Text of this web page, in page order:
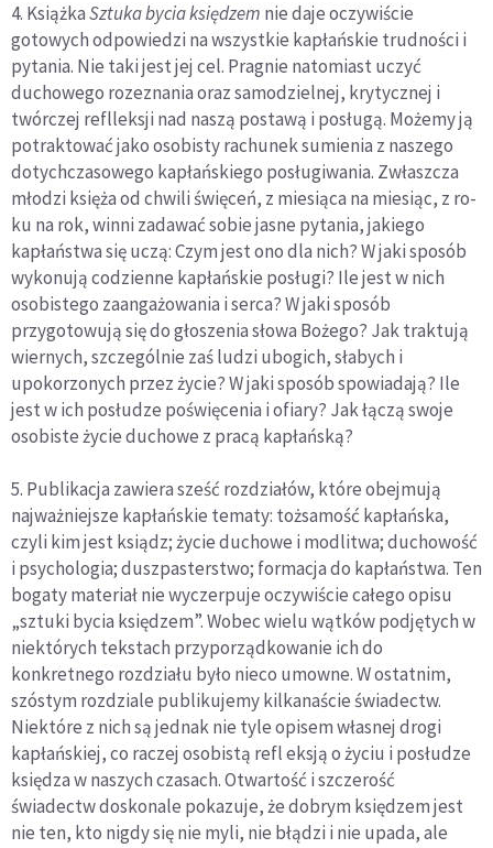
4. KsiążkaSztuka bycia księdzem nie daje oczywiście
gotowych odpowiedzi na wszystkie kapłańskie trudności i
pytania. Nie taki jest jej cel. Pragnie natomiast uczyć
duchowego rozeznania oraz samodzielnej, krytycznej i
twórczej reflleksji nad naszą postawą i posługą. Możemy ją
potraktować jako osobisty rachunek sumienia z naszego
dotychczasowego kapłańskiego posługiwania. Zwłaszcza
młodzi księża od chwili święceń, z miesiąca na miesiąc, z ro­
ku na rok, winni zadawać sobie jasne pytania, jakiego
kapłaństwa się uczą: Czym jest ono dla nich? W jaki sposób
wykonują codzienne kapłańskie posługi? Ile jest w nich
osobistego zaangażowania i serca? W jaki spo­sób
przygotowują się do głoszenia słowa Bożego? Jak traktują
wiernych, szczególnie zaś ludzi ubogich, słabych i
upokorzonych przez życie? W jaki sposób spowiadają? Ile
jest w ich posłudze poświęcenia i ofiary? Jak łączą swoje
osobiste życie duchowe z pracą kapłańską?
5. Publikacja zawiera sześć rozdziałów, które obejmują
najważniejsze kapłańskie tematy: tożsamość kapłańska,
czyli kim jest ksiądz; życie du­chowe i modlitwa; duchowość
i psychologia; duszpasterstwo; formacja do kapłaństwa. Ten
bogaty materiał nie wyczerpuje oczywiście całego opisu
„sztuki bycia księdzem”. Wobec wielu wątków podjętych w
niektórych tekstach przyporządkowanie ich do
konkretnego rozdziału było nieco umowne. W ostatnim,
szóstym rozdziale publikujemy kilkanaście świadectw.
Niektóre z nich są jednak nie tyle opisem własnej drogi
kapłańskiej, co raczej osobistą refl eksją o życiu i posłudze
księdza w naszych czasach. Otwartość i szczerość
świadectw doskonale pokazuje, że dobrym księdzem jest
nie ten, kto nigdy się nie myli, nie błądzi i nie upada, ale